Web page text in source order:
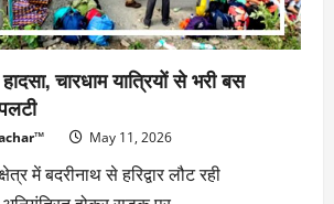
चारधाम यात्रियों से भरी बस
May 11, 2026
में बदरीनाथ से हरिद्वार लौट रही